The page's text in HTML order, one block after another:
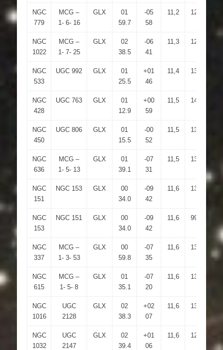
NGC
779
MCG –
1- 6- 16
GLX
01
59.7
-05
58
11,2 12,7
NGC
1022
MCG –
1- 7- 25
GLX
02
38.5
-06
41
11,3 12,9
NGC
533
UGC 992 GLX
01
25.5
+01
46
11,4 13,8
NGC
428
UGC 763 GLX
01
12.9
+00
59
11,5 14,1
NGC
450
UGC 806 GLX
01
15.5
-00
52
11,5 13,5
NGC
636
MCG –
1- 5- 13
GLX
01
39.1
-07
31
11,5 13,4
NGC
151
NGC 153 GLX
00
34.0
-09
42
11,6 13,4
NGC
153
NGC 151 GLX
00
34.0
-09
42
11,6 99,9
NGC
337
MCG –
1- 3- 53
GLX
00
59.8
-07
35
11,6 13,3
NGC
615
MCG –
1- 5- 8
GLX
01
35.1
-07
20
11,6 13,3
NGC
1016
UGC
2128
GLX
02
38.3
+02
07
11,6 13,5
NGC
1032
UGC
2147
GLX
02
39.4
+01
06
11,6 12,9